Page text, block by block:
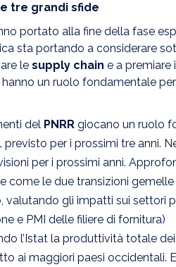
tre grandi sfide
portato alla fine della fase
sta portando a considerare
le supply chain e a premiare
hanno un ruolo fondamentale
del PNRR giocano un ruolo
previsto per i prossimi tre anni.
per i prossimi anni.
come le due transizioni
gli impatti sui settori
e PMI delle filiere di fornitura)
l’Istat la produttività totale
ai maggiori paesi occidentali.